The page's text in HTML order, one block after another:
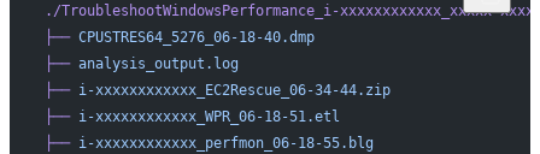
./TroubleshootWindowsPerformance_i-xxxxxxxxxxxx_xxxxx-
├── CPUSTRES64_5276_06-18-40.dmp
├── analysis_output.log
├── i-xxxxxxxxxxxx_EC2Rescue_06-34-44.zip
├── i-xxxxxxxxxxxx_WPR_06-18-51.etl
├── i-xxxxxxxxxxxx_perfmon_06-18-55.blg